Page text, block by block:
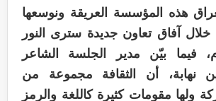
هذه المؤسسة العريقة ونوسعها
آفاق تعاون جديدة سترى النور
فيما بيّن مدير الجلسة الشاعر
نهابة، أن الثقافة مجموعة من
ولها مقومات كثيرة كاللغة والرمز